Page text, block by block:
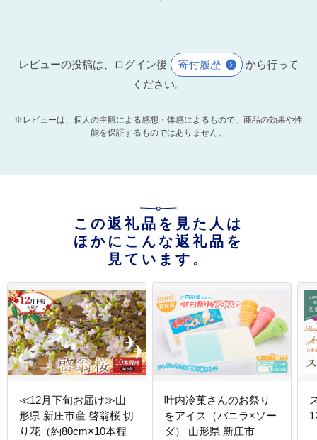
レビューの投稿は、ログイン後 寄付履歴
から行って
ください。
※レビューは、個人の主観による感想・体感によるもので、商品の効果や性
能を保証するものではありません。
この返礼品を見た人は
ほかにこんな返礼品を
見ています。
≪12月下旬お届け≫山
形県 新庄市産 啓翁桜 切
り花（約80cm×10本程
叶内冷菓さんのお祭り
をアイス（バニラ×ソー
ダ） 山形県 新庄市